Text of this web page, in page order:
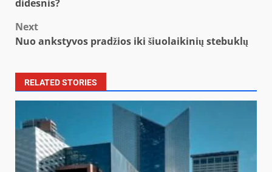
didesnis?
Next
Nuo ankstyvos pradžios iki šiuolaikinių stebuklų
RELATED STORIES